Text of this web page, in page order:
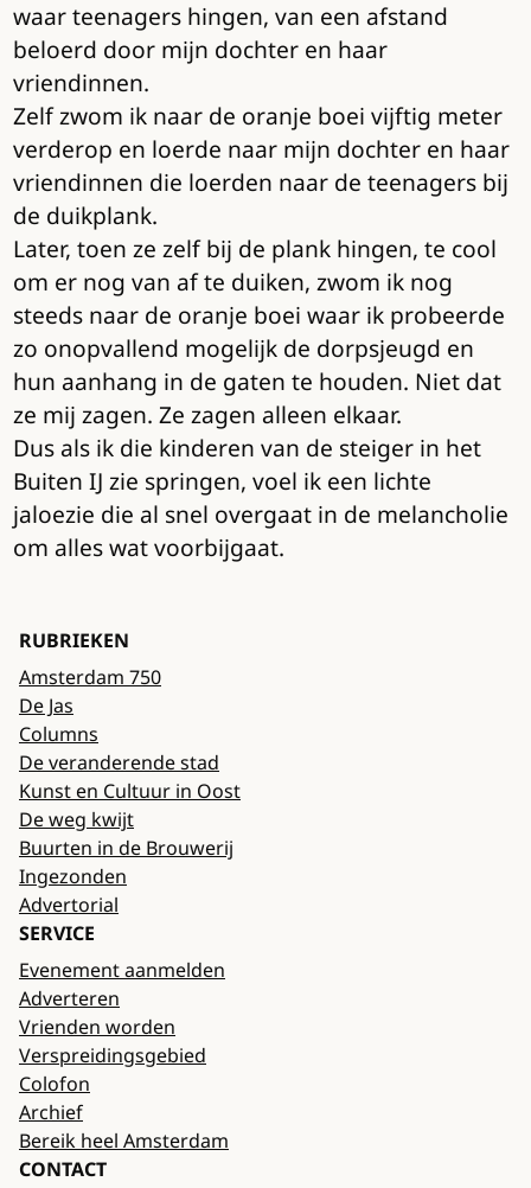
waar teenagers hingen, van een afstand
beloerd door mijn dochter en haar
vriendinnen.
Zelf zwom ik naar de oranje boei vijftig meter
verderop en loerde naar mijn dochter en haar
vriendinnen die loerden naar de teenagers bij
de duikplank.
Later, toen ze zelf bij de plank hingen, te cool
om er nog van af te duiken, zwom ik nog
steeds naar de oranje boei waar ik probeerde
zo onopvallend mogelijk de dorpsjeugd en
hun aanhang in de gaten te houden. Niet dat
ze mij zagen. Ze zagen alleen elkaar.
Dus als ik die kinderen van de steiger in het
Buiten IJ zie springen, voel ik een lichte
jaloezie die al snel overgaat in de melancholie
om alles wat voorbijgaat.
RUBRIEKEN
Amsterdam 750
De Jas
Columns
De veranderende stad
Kunst en Cultuur in Oost
De weg kwijt
Buurten in de Brouwerij
Ingezonden
Advertorial
SERVICE
Evenement aanmelden
Adverteren
Vrienden worden
Verspreidingsgebied
Colofon
Archief
Bereik heel Amsterdam
CONTACT